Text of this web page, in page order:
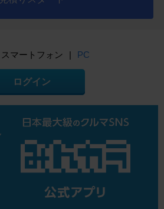
スマートフォン | PC
ログイン